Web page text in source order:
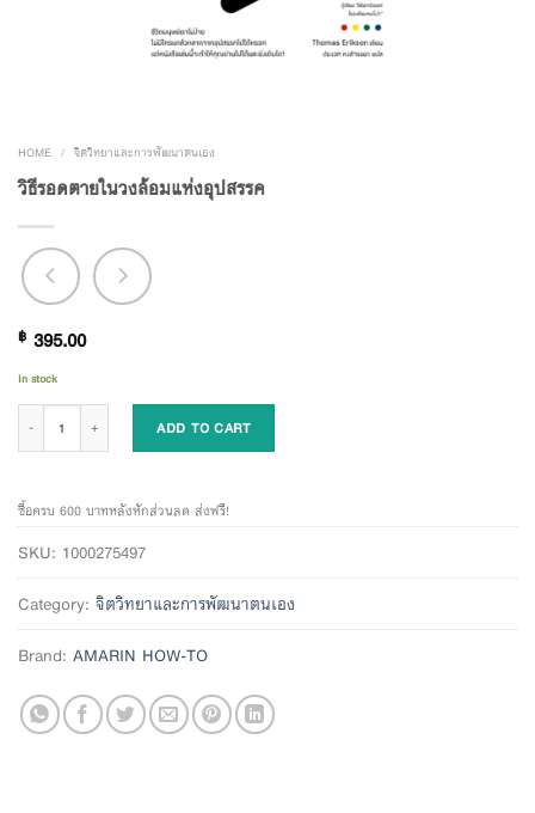
HOME / จิตวิทยาและการพัฒนาตนเอง
วิธีรอดตายในวงล้อมแห่งอุปสรรค
฿ 395.00
In stock
ADD TO CART
ซื้อครบ 600 บาทหลังหักส่วนลด ส่งฟรี!
SKU: 1000275497
Category: จิตวิทยาและการพัฒนาตนเอง
Brand: AMARIN HOW-TO